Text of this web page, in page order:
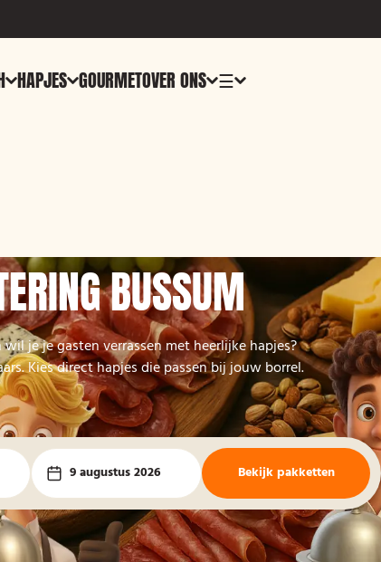
HAPJES GOURMETOVER ONS ☰
BUSSUM
je je gasten verrassen met heerlijke hapjes?
Kies direct hapjes die passen bij jouw borrel.
9 augustus 2026 Bekijk pakketten